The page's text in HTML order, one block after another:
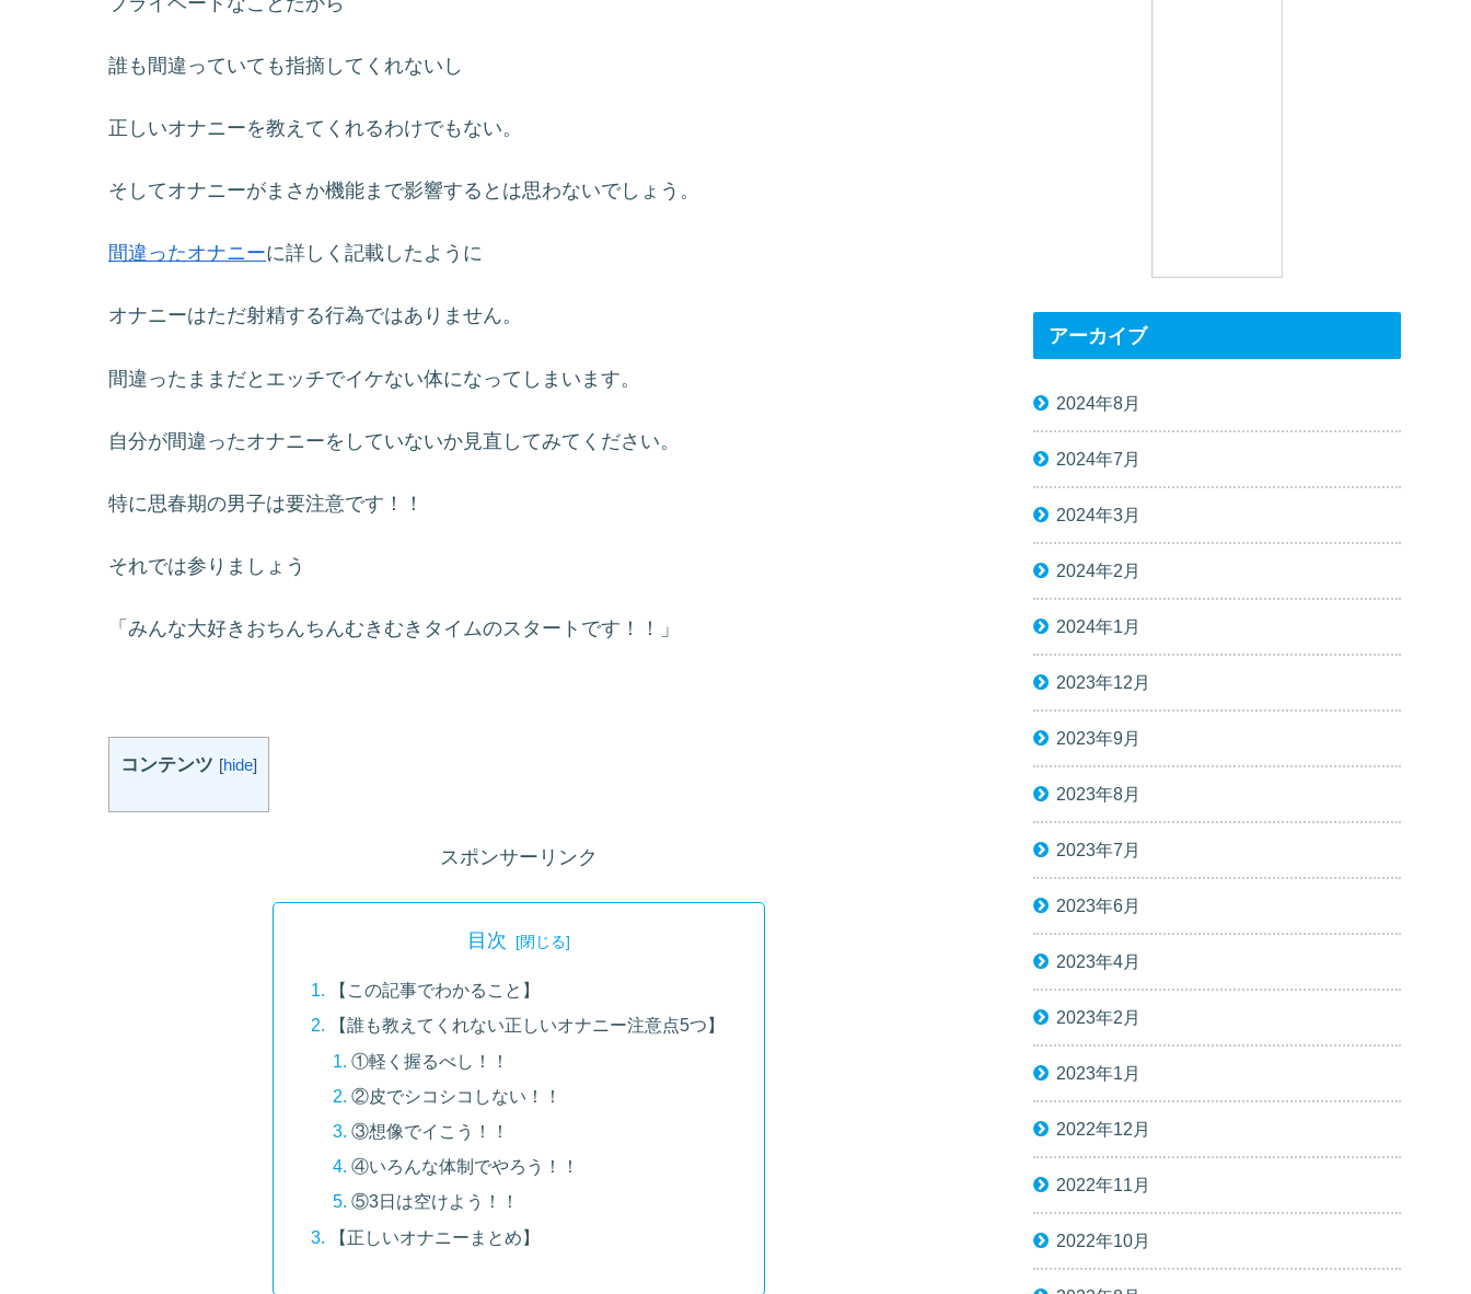
誰も間違っていても指摘してくれないし
正しいオナニーを教えてくれるわけでもない。
そしてオナニーがまさか機能まで影響するとは思わないでしょう。
間違ったオナニーに詳しく記載したように
オナニーはただ射精する行為ではありません。
間違ったままだとエッチでイケない体になってしまいます。
自分が間違ったオナニーをしていないか見直してみてください。
特に思春期の男子は要注意です！！
それでは参りましょう
「みんな大好きおちんちんむきむきタイムのスタートです！！」
コンテンツ [hide]
スポンサーリンク
目次
【この記事でわかること】
【誰も教えてくれない正しいオナニー注意点5つ】
①軽く握るべし！！
②皮でシコシコしない！！
③想像でイこう！！
④いろんな体制でやろう！！
⑤3日は空けよう！！
【正しいオナニーまとめ】
アーカイブ
2024年8月
2024年7月
2024年3月
2024年2月
2024年1月
2023年12月
2023年9月
2023年8月
2023年7月
2023年6月
2023年4月
2023年2月
2023年1月
2022年12月
2022年11月
2022年10月